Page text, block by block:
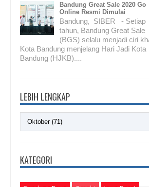
Bandung Great Sale 2020 Go
Online Resmi Dimulai
Bandung, SIBER - Setiap
tahun, Bandung Great Sale
(BGS) selalu menjadi ciri
Kota Bandung menjelang Hari Jadi Kota
Bandung (HJKB)....
LEBIH LENGKAP
KATEGORI